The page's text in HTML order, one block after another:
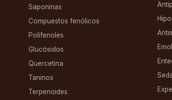
Saponinas
Compuestos fenólicos
Polifenoles
Glucósidos
Quercetina
Taninos
Terpenoides